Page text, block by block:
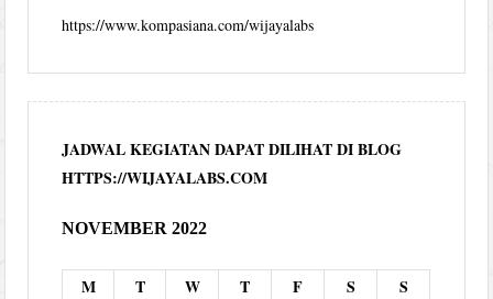
https://www.kompasiana.com/wijayalabs
JADWAL KEGIATAN DAPAT DILIHAT DI BLOG
HTTPS://WIJAYALABS.COM
NOVEMBER 2022
M T W T F S S